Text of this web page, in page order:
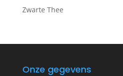
Zwarte Thee
Onze gegevens